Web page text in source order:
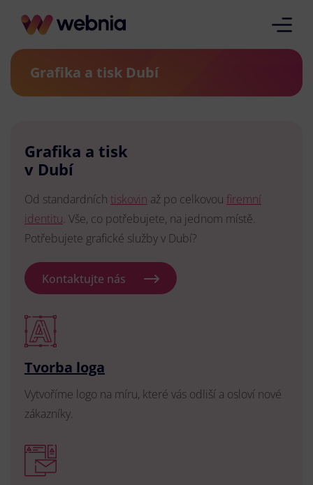
Grafika a tisk Dubí
Grafika a tisk
v Dubí
Od standardních tiskovin až po celkovou firemní
identitu. Vše, co potřebujete, na jednom místě.
Potřebujete grafické služby v Dubí?
Kontaktujte nás
Tvorba loga
Vytvoříme logo na míru, které vás odliší a osloví nové
zákazníky.